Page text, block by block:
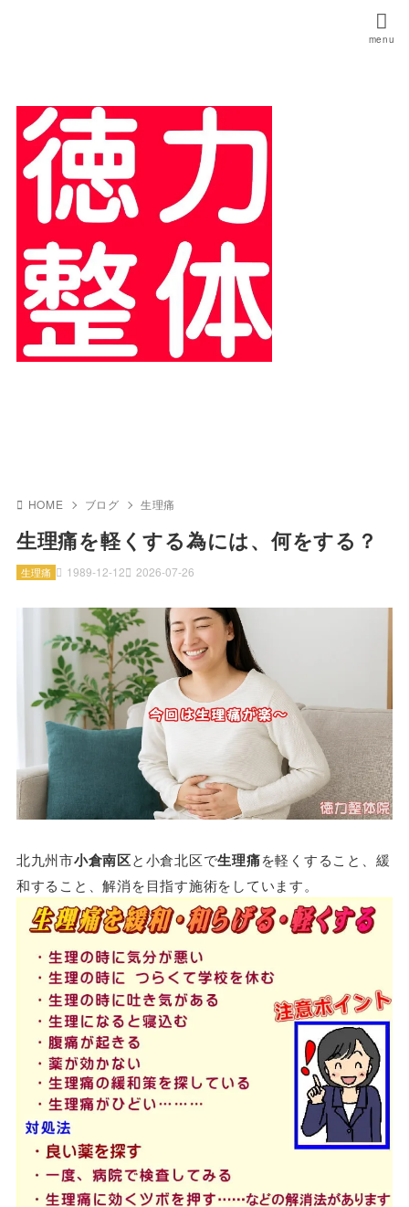
HOME ブログ 生理痛
生理痛を軽くする為には、何をする？
1989-12-12 2026-07-26
生理痛
北九州市小倉南区と小倉北区で生理痛を軽くすること、緩
和すること、解消を目指す施術をしています。